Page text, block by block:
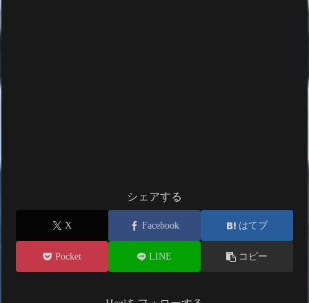
シェアする
X Facebook はてブ
Pocket LINE コピー